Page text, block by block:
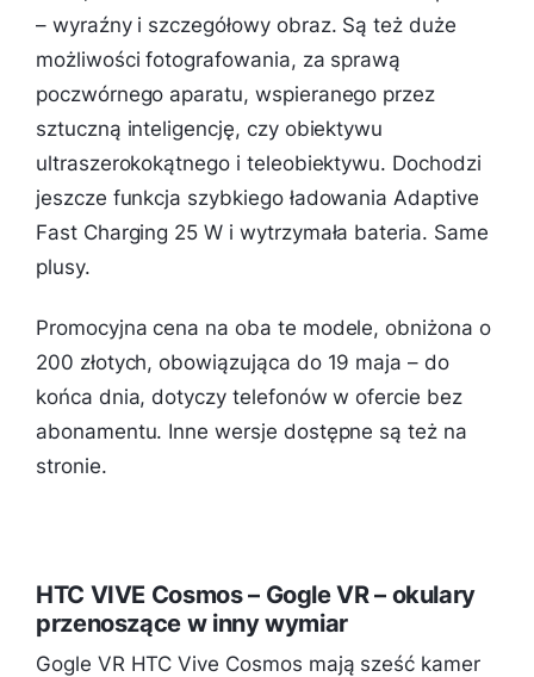
– wyraźny i szczegółowy obraz. Są też duże
możliwości fotografowania, za sprawą
poczwórnego aparatu, wspieranego przez
sztuczną inteligencję, czy obiektywu
ultraszerokokątnego i teleobiektywu. Dochodzi
jeszcze funkcja szybkiego ładowania Adaptive
Fast Charging 25 W i wytrzymała bateria. Same
plusy.
Promocyjna cena na oba te modele, obniżona o
200 złotych, obowiązująca do 19 maja – do
końca dnia, dotyczy telefonów w ofercie bez
abonamentu. Inne wersje dostępne są też na
stronie.
HTC VIVE Cosmos – Gogle VR – okulary
przenoszące w inny wymiar
Gogle VR HTC Vive Cosmos mają sześć kamer